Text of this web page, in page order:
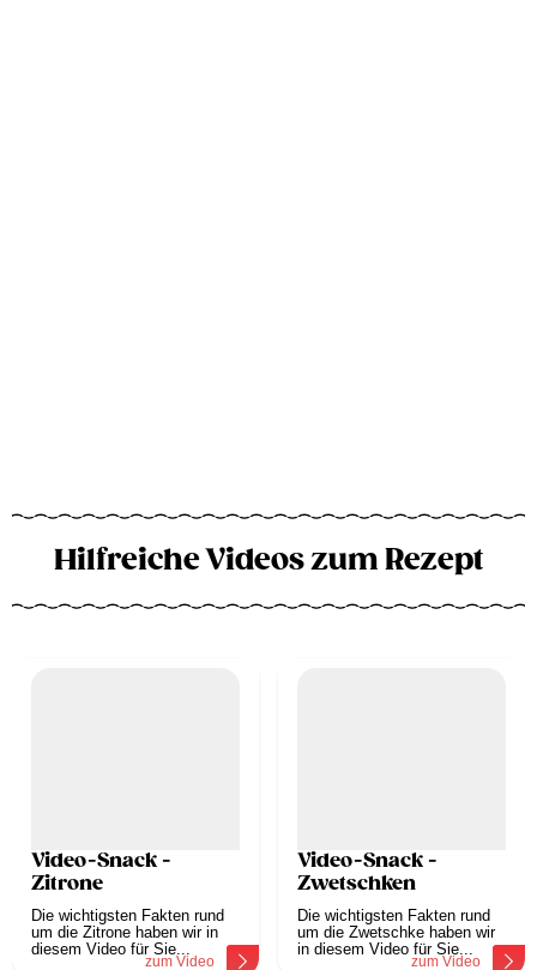
Hilfreiche Videos zum Rezept
Video-Snack -
Zitrone
Die wichtigsten Fakten rund
um die Zitrone haben wir in
diesem Video für Sie...
zum Video
Video-Snack -
Zwetschken
Die wichtigsten Fakten rund
um die Zwetschke haben wir
in diesem Video für Sie...
zum Video